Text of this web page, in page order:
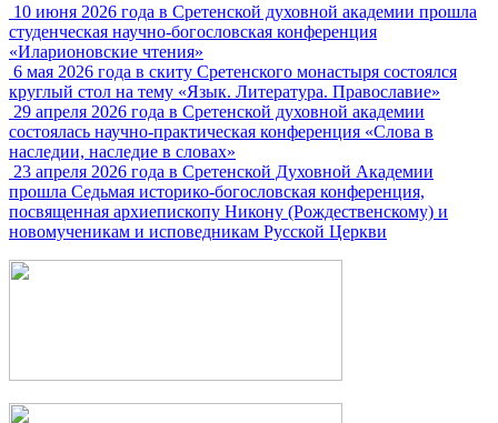
10 июня 2026 года в Сретенской духовной академии прошла
студенческая научно-богословская конференция
«Иларионовские чтения»
6 мая 2026 года в скиту Сретенского монастыря состоялся
круглый стол на тему «Язык. Литература. Православие»
29 апреля 2026 года в Сретенской духовной академии
состоялась научно-практическая конференция «Слова в
наследии, наследие в словах»
23 апреля 2026 года в Сретенской Духовной Академии
прошла Седьмая историко-богословская конференция,
посвященная архиепископу Никону (Рождественскому) и
новомученикам и исповедникам Русской Церкви